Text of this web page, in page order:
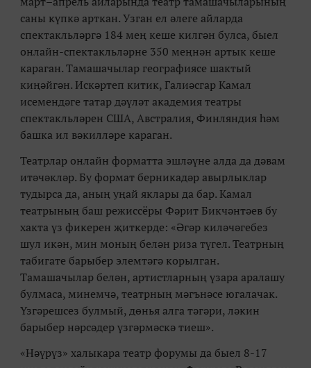
саны күпкә арткан. Узган ел әлеге айларда
спектакльләргә 184 мең кеше килгән булса, быел
онлайн-спектакльләрне 350 меңнән артык кеше
караган. Тамашачылар географиясе шактый
киңәйгән. Искәртеп китик, Галиәсгар Камал
исемендәге татар дәүләт академия театры
спектакльләрен США, Австралия, Финляндия һәм
башка ил вәкилләре караган.
Театрлар онлайн форматта эшләүне алда да дәвам
итәчәкләр. Бу формат берникадәр авырлыклар
тудырса да, аның уңай яклары да бар. Камал
театрының баш режиссёры Фәрит Бикчәнтәев бу
хакта үз фикерен җиткерде: «Әгәр киләчәгебез
шул икән, мин моның белән риза түгел. Театрның
табигате барыбер элемтәгә корылган.
Тамашачылар белән, артистларның үзара аралашу
булмаса, минемчә, театрның мәгънәсе югалачак.
Үзгәрешсез булмый, дөнья алга тәгәри, ләкин
барыбер нәрсәдер үзгәрмәскә тиеш».
«Нәүрүз» халыкара театр форумы да быел 8-17